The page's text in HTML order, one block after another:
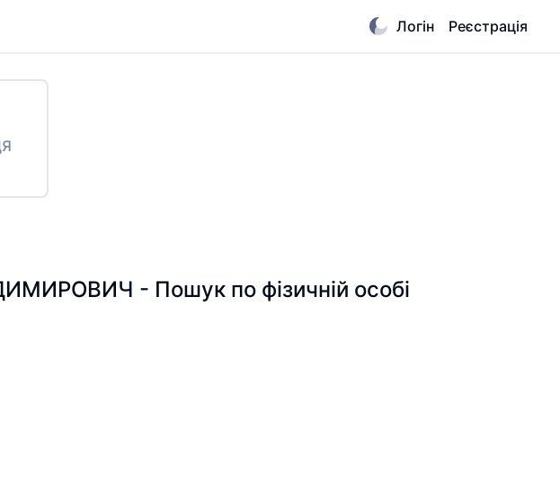
Логін Реєстрація
- Пошук по фізичній особі